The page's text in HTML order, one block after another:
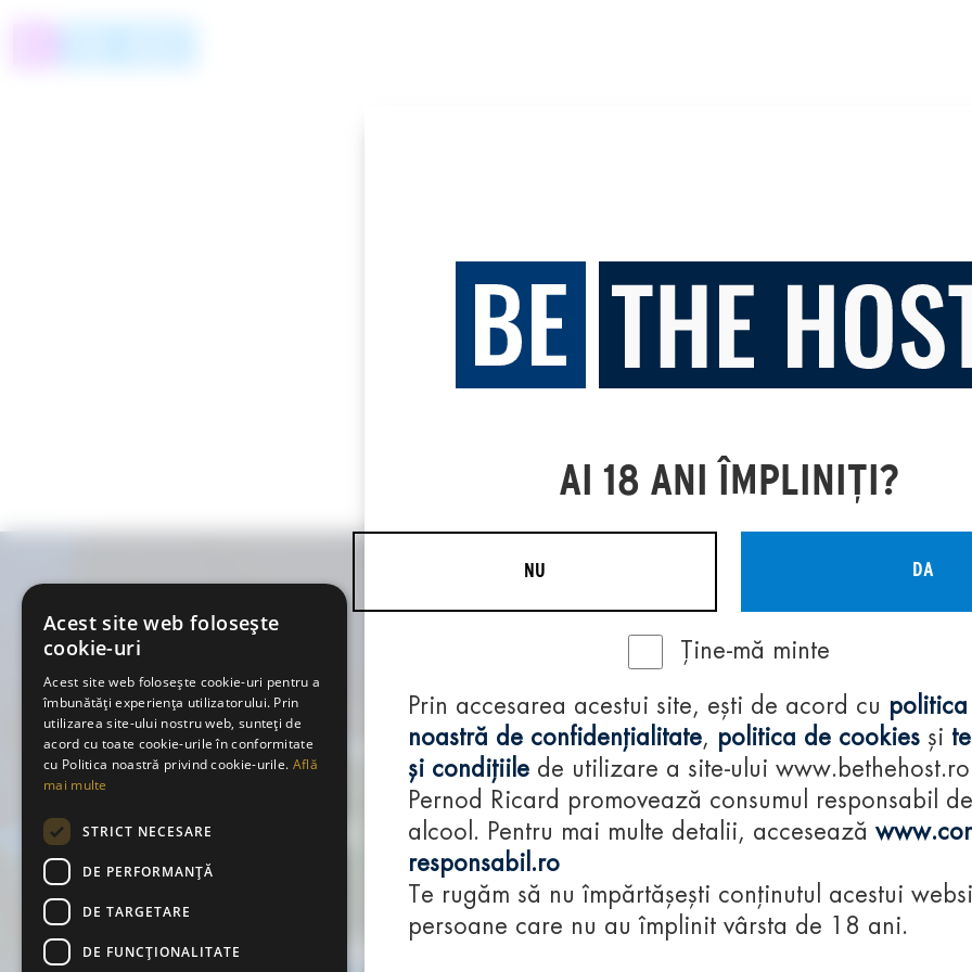
consumă-
AI 18 ANI ÎMPLINIȚI?
NU DA
Ține-mă minte
Prin accesarea acestui site, ești de acord cu politica
noastră de confidențialitate, politica de cookies și
și condițiile de utilizare a site-ului
Pernod Ricard promovează consumul responsabil de
alcool. Pentru mai multe detalii, accesează
responsabil.ro
Te rugăm să nu împărtășești conținutul acestui
persoane care nu au împlinit vârsta de 18 ani.
Acest site web folosește
cookie-uri
Acest site web folosește cookie-uri pentru a
îmbunătăți experiența utilizatorului. Prin
utilizarea site-ului nostru web, sunteți de
acord cu toate cookie-urile în conformitate
cu Politica noastră privind cookie-urile. Află
mai multe
STRICT NECESARE
DE PERFORMANȚĂ
DE TARGETARE
DE FUNCŢIONALITATE